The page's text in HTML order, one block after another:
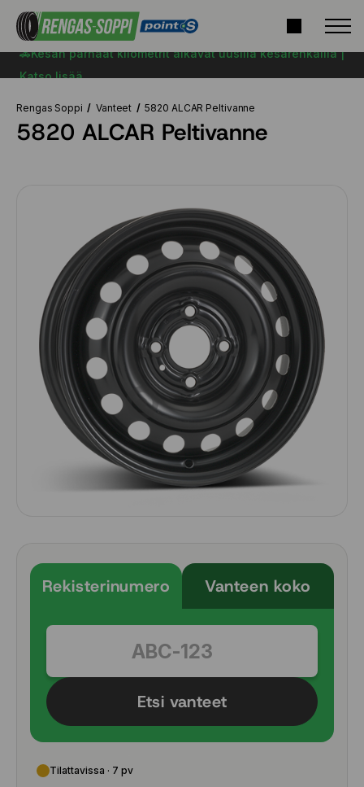
🚗Kesän parhaat kilometrit alkavat uusilla kesärenkailla |
Katso lisää
Rengas Soppi Vanteet 5820 ALCAR Peltivanne
5820 ALCAR Peltivanne
Rekisterinumero Vanteen koko
Etsi vanteet
Tilattavissa · 7 pv